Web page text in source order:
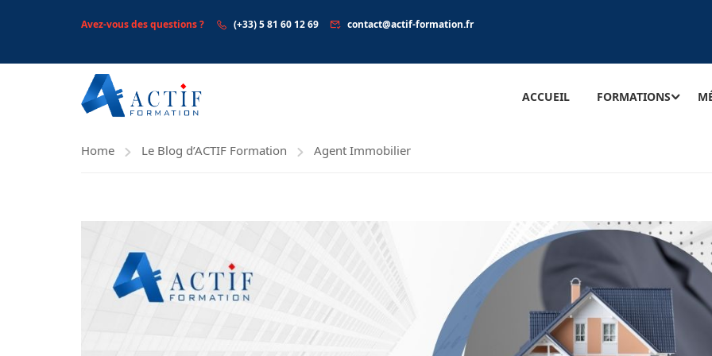
Avez-vous des questions ? (+33) 5 81 60 12 69 contact@actif-formation.fr
ACCUEIL FORMATIONS
Home Le Blog d’ACTIF Formation Agent Immobilier